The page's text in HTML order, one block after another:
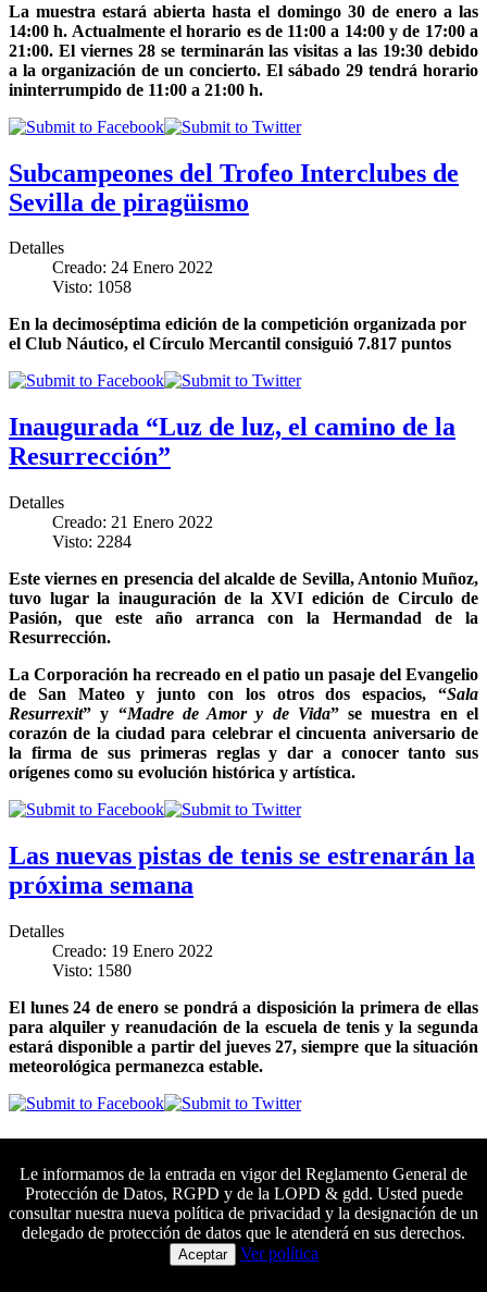
La muestra estará abierta hasta el domingo 30 de enero a las
14:00 h. Actualmente el horario es de 11:00 a 14:00 y de 17:00 a
21:00. El viernes 28 se terminarán las visitas a las 19:30 debido
a la organización de un concierto. El sábado 29 tendrá horario
ininterrumpido de 11:00 a 21:00 h.
Subcampeones del Trofeo Interclubes de
Sevilla de piragüismo
Detalles
Creado: 24 Enero 2022
Visto: 1058
En la decimoséptima edición de la competición organizada por
el Club Náutico, el Círculo Mercantil consiguió 7.817 puntos
Inaugurada “Luz de luz, el camino de la
Resurrección”
Detalles
Creado: 21 Enero 2022
Visto: 2284
Este viernes en presencia del alcalde de Sevilla, Antonio Muñoz,
tuvo lugar la inauguración de la XVI edición de Circulo de
Pasión, que este año arranca con la Hermandad de la
Resurrección.
La Corporación ha recreado en el patio un pasaje del Evangelio
de San Mateo y junto con los otros dos espacios, “Sala
Resurrexit” y “Madre de Amor y de Vida” se muestra en el
corazón de la ciudad para celebrar el cincuenta aniversario de
la firma de sus primeras reglas y dar a conocer tanto sus
orígenes como su evolución histórica y artística.
Las nuevas pistas de tenis se estrenarán la
próxima semana
Detalles
Creado: 19 Enero 2022
Visto: 1580
El lunes 24 de enero se pondrá a disposición la primera de ellas
para alquiler y reanudación de la escuela de tenis y la segunda
estará disponible a partir del jueves 27, siempre que la situación
meteorológica permanezca estable.
campeón en la 1º Jornada de Juegos
Municipales de piragüismo
Colaboradores principales
Le informamos de la entrada en vigor del Reglamento General de
Protección de Datos, RGPD y de la LOPD & gdd. Usted puede
consultar nuestra nueva política de privacidad y la designación de un
delegado de protección de datos que le atenderá en sus derechos.
Aceptar Ver política